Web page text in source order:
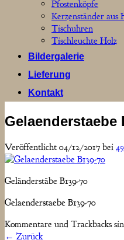
Pfostenköpfe
Kerzenständer aus
Tischuhren
Tischleuchte Holz
Bildergalerie
Lieferung
Kontakt
Gelaenderstaebe
Veröffentlicht 04/12/2017 bei
Geländerstäbe B139-70
Gelaenderstaebe B139-70
Kommentare und Trackbacks
← Zurück